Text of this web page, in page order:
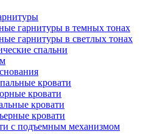
гарнитуры в темных тонах
гарнитуры в светлых тонах
спальни
кровати
кровати
кровати
кровати
с подъемным механизмом